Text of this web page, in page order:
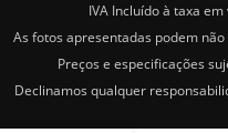
IVA Incluído à taxa
As fotos apresentadas podem
Preços e especificações
Declinamos qualquer